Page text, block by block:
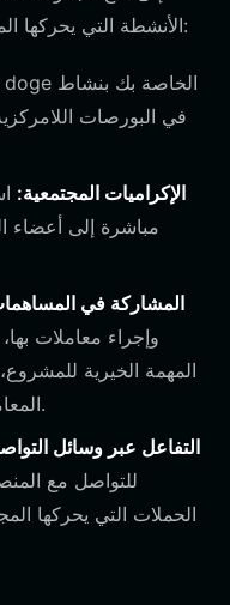
الأنشطة التي يحركها المجتمع والمصممة لنظام الميم البيئي:
في البورصات
الإكراميات المجتمعية:
مباشرة إلى أعضاء
المشاركة في
المهمة الخيرية
المعاملات تلقائياً لدعم ملاجئ النساء.
التفاعل عبر وسائل
للتواصل مع
الحملات التي يحركها